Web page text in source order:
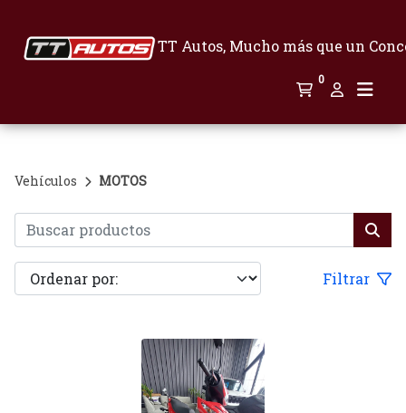
TT Autos, Mucho más que un
0
Vehículos MOTOS
Filtrar